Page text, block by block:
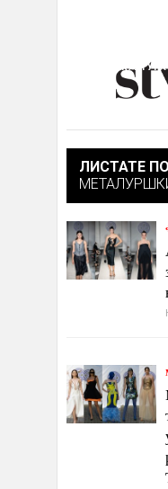
КУЛТУРА
ЛИСТАТЕ